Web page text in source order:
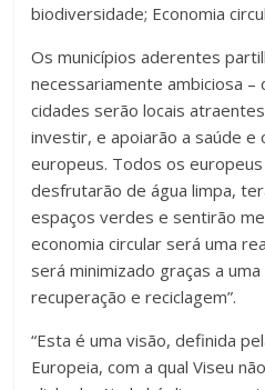
biodiversidade; Economia
Os municípios aderentes
necessariamente ambiciosa –
cidades serão locais
investir, e apoiarão a saúde
europeus. Todos os
desfrutarão de água limpa,
espaços verdes e sentirão
economia circular será uma
será minimizado graças a
recuperação e reciclagem”.
“Esta é uma visão, definida
Europeia, com a qual Viseu